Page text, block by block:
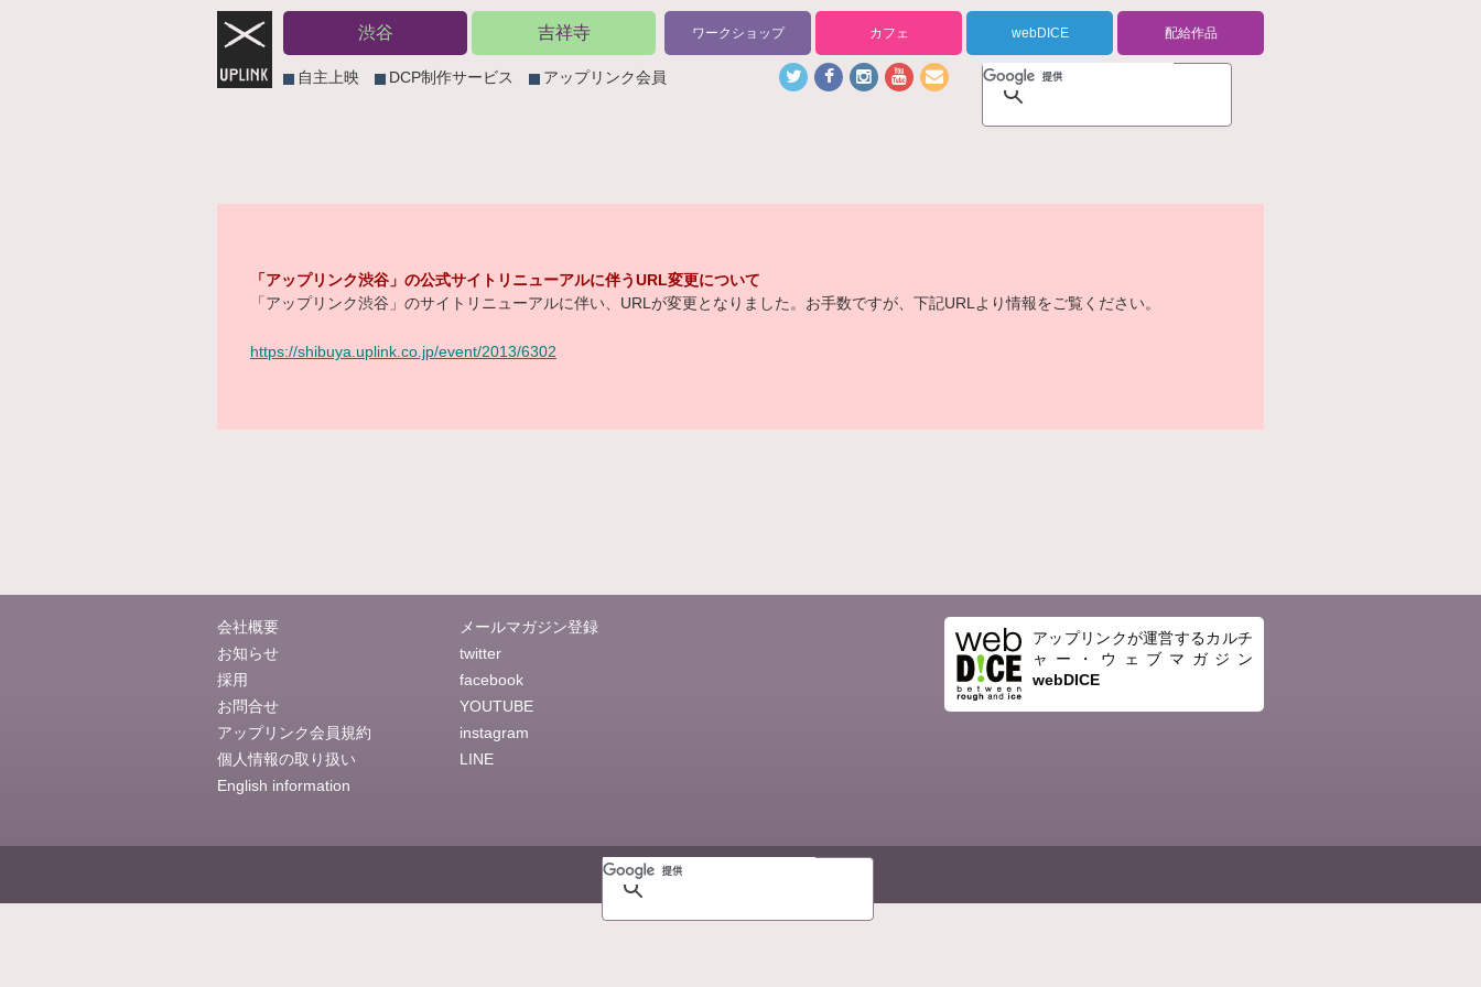
渋谷 吉祥寺 ワークショップ カフェ webDICE 配給作品
自主上映 DCP制作サービス アップリンク会員
「アップリンク渋谷」の公式サイトリニューアルに伴うURL変更について
「アップリンク渋谷」のサイトリニューアルに伴い、URLが変更となりました。お手数ですが、下記URLより情報をご覧ください。
https://shibuya.uplink.co.jp/event/2013/6302
会社概要
お知らせ
採用
お問合せ
アップリンク会員規約
個人情報の取り扱い
English information
メールマガジン登録
twitter
facebook
YOUTUBE
instagram
LINE
アップリンクが運営するカルチ
ャー・ウェブマガジン
webDICE